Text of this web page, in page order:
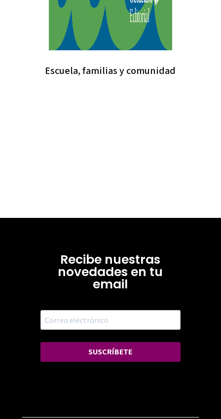
Escuela, familias y comunidad
Recibe nuestras
novedades en tu
email
SUSCRÍBETE